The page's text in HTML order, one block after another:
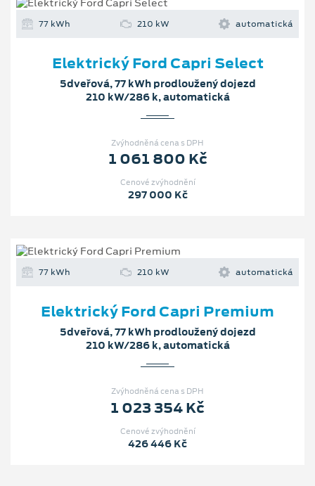
77 kWh 210 kW automatická
Elektrický Ford Capri Select
5dveřová, 77 kWh prodloužený dojezd
210 kW/286 k, automatická
Zvýhodněná cena s DPH
1 061 800 Kč
Cenové zvýhodnění
297 000 Kč
77 kWh 210 kW automatická
Elektrický Ford Capri Premium
5dveřová, 77 kWh prodloužený dojezd
210 kW/286 k, automatická
Zvýhodněná cena s DPH
1 023 354 Kč
Cenové zvýhodnění
426 446 Kč